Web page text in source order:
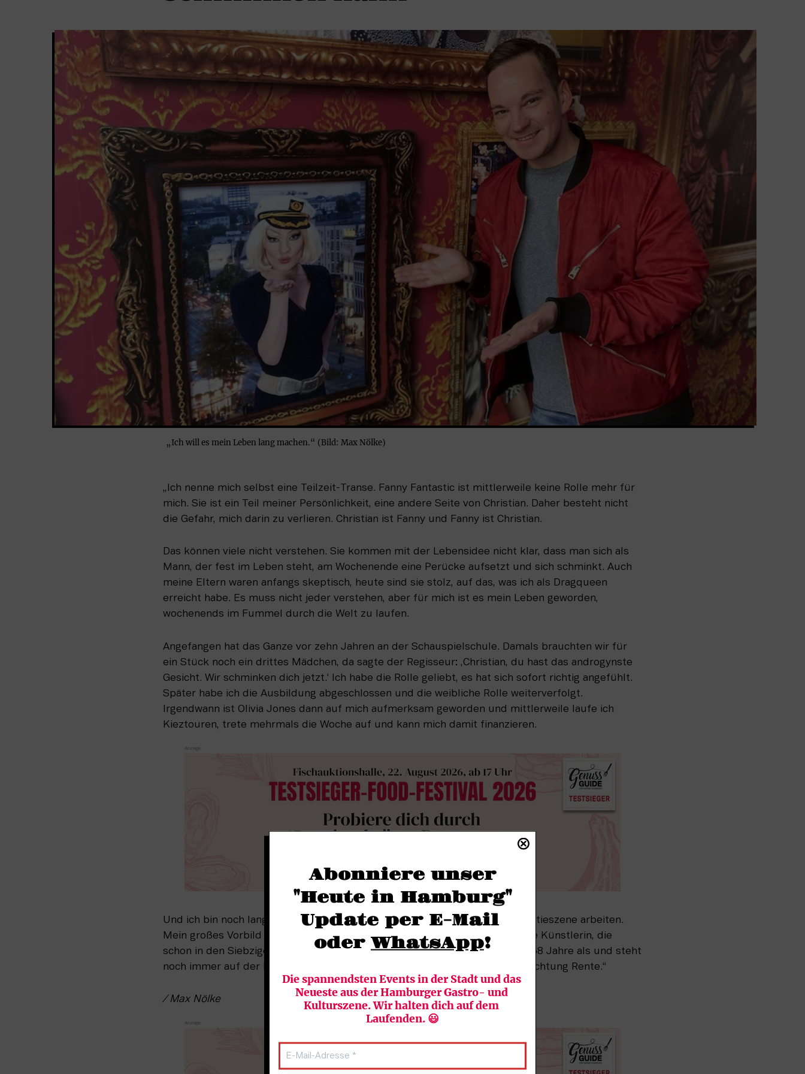
„Ich will es mein Leben lang machen.“ (Bild: Max Nölke)
„Ich nenne mich selbst eine Teilzeit-Transe. Fanny Fantastic ist mittlerweile keine Rolle mehr für
mich. Sie ist ein Teil meiner Persönlichkeit, eine andere Seite von Christian. Daher besteht nicht
die Gefahr, mich darin zu verlieren. Christian ist Fanny und Fanny ist Christian.
Das können viele nicht verstehen. Sie kommen mit der Lebensidee nicht klar, dass man sich als
Mann, der fest im Leben steht, am Wochenende eine Perücke aufsetzt und sich schminkt. Auch
meine Eltern waren anfangs skeptisch, heute sind sie stolz, auf das, was ich als Dragqueen
erreicht habe. Es muss nicht jeder verstehen, aber für mich ist es mein Leben geworden,
wochenends im Fummel durch die Welt zu laufen.
Angefangen hat das Ganze vor zehn Jahren an der Schauspielschule. Damals brauchten wir für
ein Stück noch ein drittes Mädchen, da sagte der Regisseur: ,Christian, du hast das androgynste
Gesicht. Wir schminken dich jetzt.‘ Ich habe die Rolle geliebt, es hat sich sofort richtig angefühlt.
Später habe ich die Ausbildung abgeschlossen und die weibliche Rolle weiterverfolgt.
Irgendwann ist Olivia Jones dann auf mich aufmerksam geworden und mittlerweile laufe ich
Kieztouren, trete mehrmals die Woche auf und kann mich damit finanzieren.
Und ich bin noch lange nicht am Ende. Ich will mein Leben lang in der Travestieszene arbeiten.
Mein großes Vorbild ist France Delon, eine Art Mentorin für mich. Sie ist eine Künstlerin, die
schon in den Siebzigern aufgetreten ist. Heute ist der Mann, der sie spielt, 68 Jahre als und steht
noch immer auf der Bühne. Da will ich auch irgendwann hin. In High Heels Richtung Rente.“
/ Max Nölke
Abonniere unser
"Heute in Hamburg"
Update per E-Mail
oder WhatsApp!
Die spannendsten Events in der Stadt und das
Neueste aus der Hamburger Gastro- und
Kulturszene. Wir halten dich auf dem
Laufenden. 😃